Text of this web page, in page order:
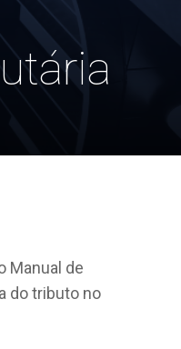
Manual de
do tributo no